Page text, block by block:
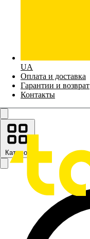
UA
Оплата и доставка
Гарантии и возврат
Контакты
Каталог